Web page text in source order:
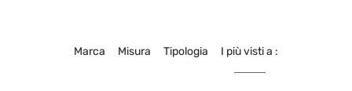
Marca Misura Tipologia I più visti a :